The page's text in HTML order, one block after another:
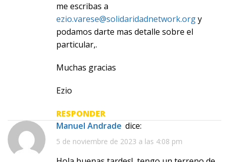
me escribas a
ezio.varese@solidaridadnetwork.orgy
podamos darte mas detalle sobre el
particular,.
Muchas gracias
Ezio
RESPONDER
Manuel Andrade dice:
5 de noviembre de 2023 a las 4:08 pm